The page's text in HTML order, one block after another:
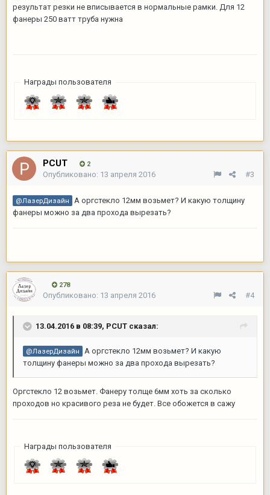
результат резки не вписывается в нормальные рамки. Для 12
фанеры 250 ватт труба нужна
Награды пользователя
PCUT 2
#3
Опубликовано: 13 апреля 2016
@ЛазерДизайн
А оргстекло 12мм возьмет? И какую толщину
фанеры можно за два прохода вырезать?
278
#4
Опубликовано: 13 апреля 2016
13.04.2016 в 08:39, PCUT сказал:
@ЛазерДизайн
А оргстекло 12мм возьмет? И какую
толщину фанеры можно за два прохода вырезать?
Оргстекло 12 возьмет. Фанеру толще 6мм хоть за сколько
проходов но красивого реза не будет. Все обожется в сажу
Награды пользователя